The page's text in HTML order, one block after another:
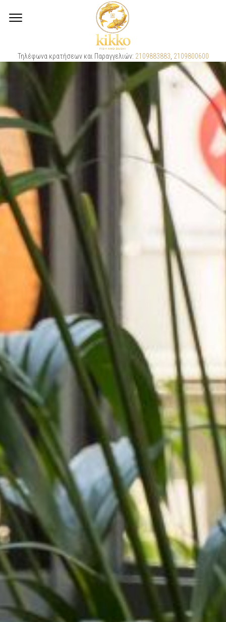
Τηλέφωνα κρατήσεων και Παραγγελιών: 2109883883 2109800600